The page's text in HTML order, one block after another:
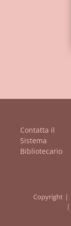
Contatta il
Sistema
Bibliotecario
Copyright